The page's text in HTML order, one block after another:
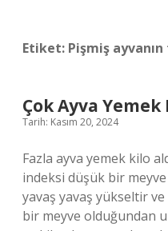
Etiket: Pişmiş
Çok Ayva Yemek
Tarih: Kasım 20, 2024
Fazla ayva yemek kilo
indeksi düşük bir
yavaş yavaş yükseltir
bir meyve olduğundan